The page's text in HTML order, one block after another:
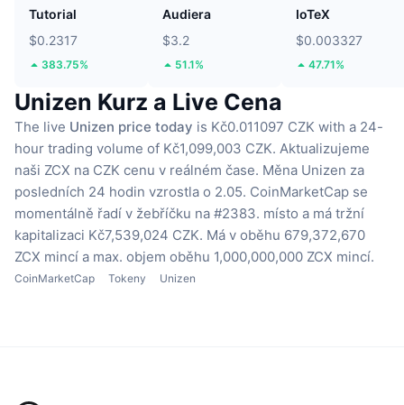
Tutorial
$0.2317
383.75%
Audiera
$3.2
51.1%
IoTeX
$0.003327
47.71%
Unizen Kurz a Live Cena
The live Unizen price today is Kč0.011097 CZK with a 24-
hour trading volume of Kč1,099,003 CZK. Aktualizujeme
naši ZCX na CZK cenu v reálném čase. Měna Unizen za
posledních 24 hodin vzrostla o 2.05. CoinMarketCap se
momentálně řadí v žebříčku na #2383. místo a má tržní
kapitalizaci Kč7,539,024 CZK. Má v oběhu 679,372,670
ZCX mincí a max. objem oběhu 1,000,000,000 ZCX mincí.
CoinMarketCap Tokeny Unizen